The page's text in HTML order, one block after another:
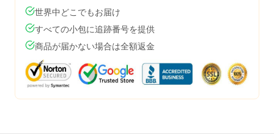
世界中どこでもお届け
すべての小包に追跡番号を提供
商品が届かない場合は全額返金